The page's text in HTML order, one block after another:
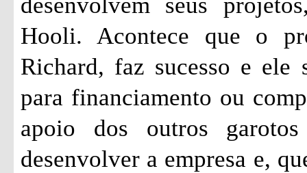
Hooli. Acontece que o
Richard, faz sucesso e ele
para financiamento ou
apoio dos outros
desenvolver a empresa e,